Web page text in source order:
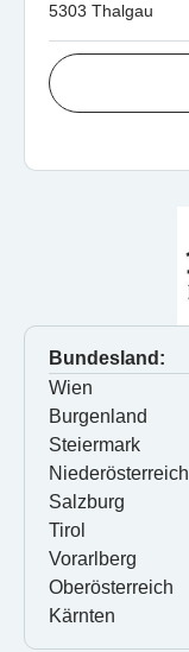
5303 Thalgau
Bundesland:
Wien
Burgenland
Steiermark
Niederösterreich
Salzburg
Tirol
Vorarlberg
Oberösterreich
Kärnten